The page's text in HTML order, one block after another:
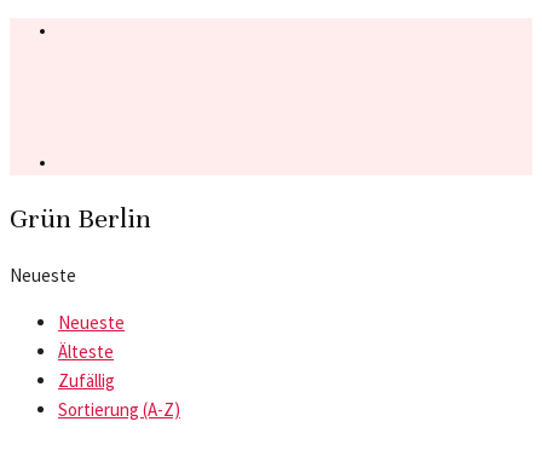
Grün Berlin
Neueste
Neueste
Älteste
Zufällig
Sortierung (A-Z)